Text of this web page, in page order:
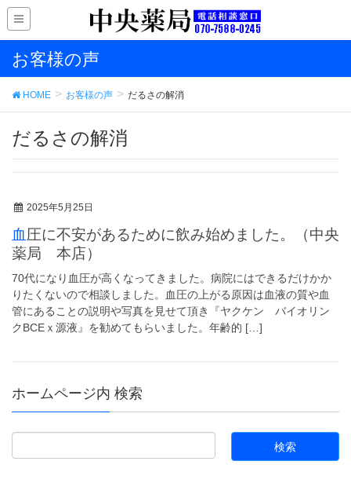
お客様の声
HOME お客様の声 だるさの解消
だるさの解消
2025年5月25日
血圧に不安があるために飲み始めました。（中央
薬局 本店）
70代になり血圧が高くなってきました。病院にはできるだけかか
りたくないので相談しました。血圧の上がる原因は血液の質や血
管にあることの説明や写真を見せて頂き『ヤクケン バイオリン
クBCEｘ源液』を勧めてもらいました。年齢的 […]
ホームページ内 検索